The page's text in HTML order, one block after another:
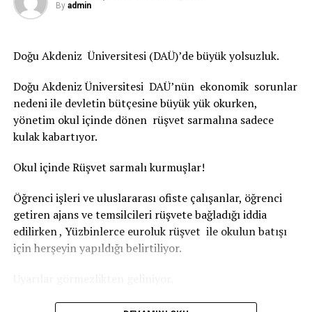
Nefes Kredisi’ne başvurular başladı
birlikte rahatlama olacak
By admin
Doğu Akdeniz Üniversitesi (DAÜ)’de büyük yolsuzluk.
Doğu Akdeniz Üniversitesi DAÜ’nün ekonomik sorunlar
nedeni ile devletin bütçesine büyük yük okurken,
yönetim okul içinde dönen rüşvet sarmalına sadece
kulak kabartıyor.
Okul içinde Rüşvet sarmalı kurmuşlar!
Öğrenci işleri ve uluslararası ofiste çalışanlar, öğrenci
getiren ajans ve temsilcileri rüşvete bağladığı iddia
edilirken , Yüzbinlerce euroluk rüşvet ile okulun batışı
için herşeyin yapıldığı belirtiliyor.